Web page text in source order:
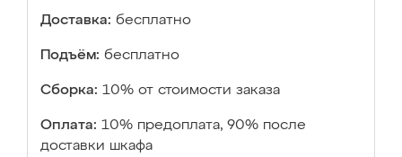
Доставка: бесплатно
Подъём: бесплатно
Сборка: 10% от стоимости заказа
Оплата: 10% предоплата, 90% после
доставки шкафа